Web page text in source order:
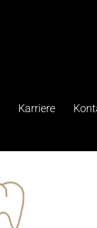
Karriere